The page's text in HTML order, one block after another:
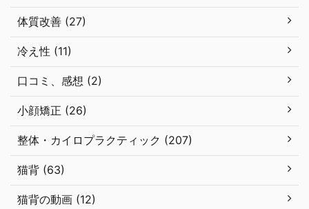
体質改善 (27)
冷え性 (11)
口コミ、感想 (2)
小顔矯正 (26)
整体・カイロプラクティック (207)
猫背 (63)
猫背の動画 (12)